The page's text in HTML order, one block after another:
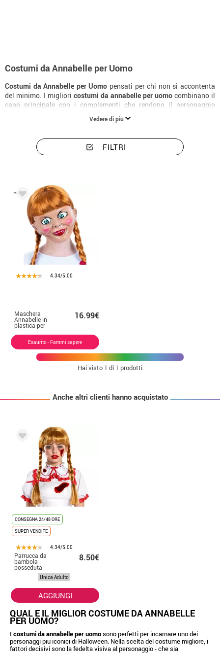
Costumi da Annabelle per Uomo
Costumi da Annabelle per Uomo pensati per chi non si accontenta
del minimo. I migliori costumi da annabelle per uomo combinano il
capo principale con i complementi che rendono il personaggio
riconoscibile all'istante. Scopri tutta la collezione di
per uomo e trova la versione perfetta per il tuo Halloween.
Vedere di più
FILTRI
4.34/5.00
Maschera
Annabelle in
plastica per
adulti
16.99€
Esaurito - Fammi sapere
Hai visto 1 di 1 prodotti
Anche altri clienti hanno acquistato
CONSEGNA 24/48 ORE
SUPER VENDITE
4.34/5.00
Parrucca da
bambola
posseduta
8.50€
Unica Adulto
AGGIUNGI
QUAL E IL MIGLIOR COSTUME DA ANNABELLE
PER UOMO?
I costumi da annabelle per uomosono perfetti per incarnare uno dei
personaggi piu iconici di Halloween. Nella scelta del costume migliore, i
fattori decisivi sono la fedelta visiva al personaggio - che sia